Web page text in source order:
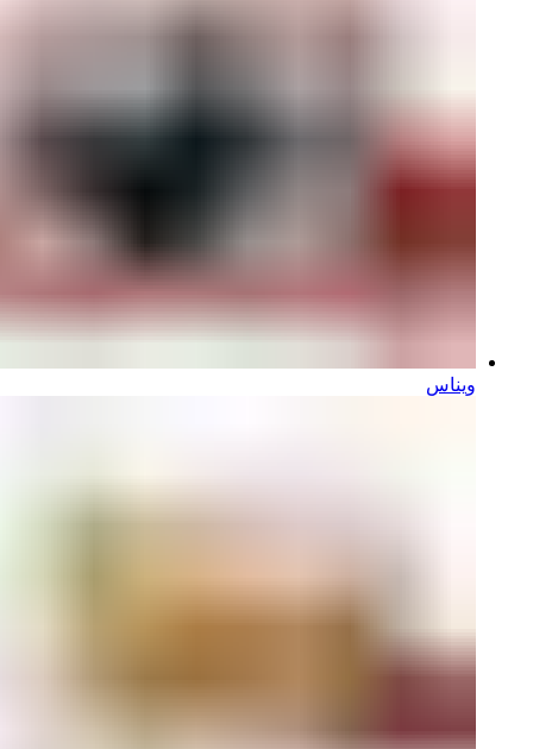
ویناس